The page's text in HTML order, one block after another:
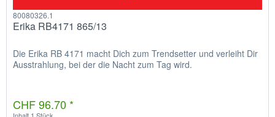
80080326.1
Erika RB4171 865/13
Die Erika RB 4171 macht Dich zum Trendsetter und verleiht Dir
Ausstrahlung, bei der die Nacht zum Tag wird.
CHF 96.70 *
Inhalt 1 Stück